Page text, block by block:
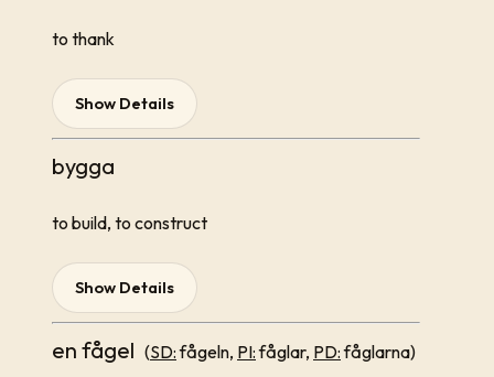
to thank
Show Details
bygga
to build, to construct
Show Details
en fågel (SD:fågeln, PI:fåglar, PD:fåglarna)